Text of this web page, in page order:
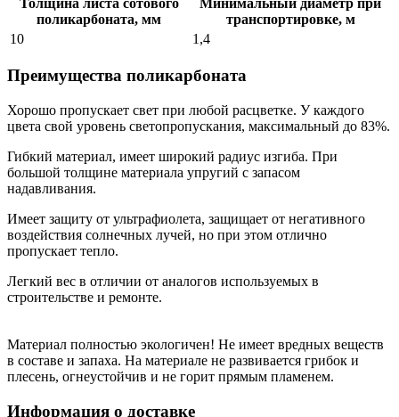
поликарбоната, мм
транспортировке, м
10
1,4
Преимущества поликарбоната
Хорошо пропускает свет при любой расцветке. У каждого
цвета свой уровень светопропускания, максимальный до 83%.
Гибкий материал, имеет широкий радиус изгиба. При
большой толщине материала упругий с запасом
надавливания.
Имеет защиту от ультрафиолета, защищает от негативного
воздействия солнечных лучей, но при этом отлично
пропускает тепло.
Легкий вес в отличии от аналогов используемых в
строительстве и ремонте.
Материал полностью экологичен! Не имеет вредных веществ
в составе и запаха. На материале не развивается грибок и
плесень, огнеустойчив и не горит прямым пламенем.
Информация о доставке